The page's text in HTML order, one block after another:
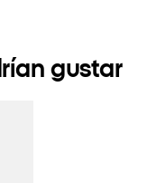
gustar